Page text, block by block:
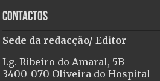
Contactos
Sede da redacção/ Editor
Lg. Ribeiro do Amaral, 5B
3400-070 Oliveira do Hospital